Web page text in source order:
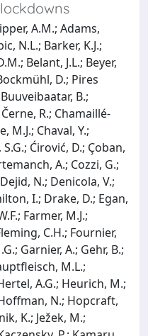
A.M.; Adams,
N.L.; Barker, K.J.;
Belant, J.L.; Beyer,
D.; Pires
B.;
R.; Chamaillé-
M.J.; Chaval, Y.;
Ćirović, D.; Çoban,
A.; Cozzi, G.;
N.; Denicola, V.;
I.; Drake, D.; Egan,
Farmer, M.J.;
C.H.; Fournier,
Garnier, A.; Gehr, B.;
M.L.;
A.G.; Heurich, M.;
N.; Hopcraft,
K.; Ježek, M.;